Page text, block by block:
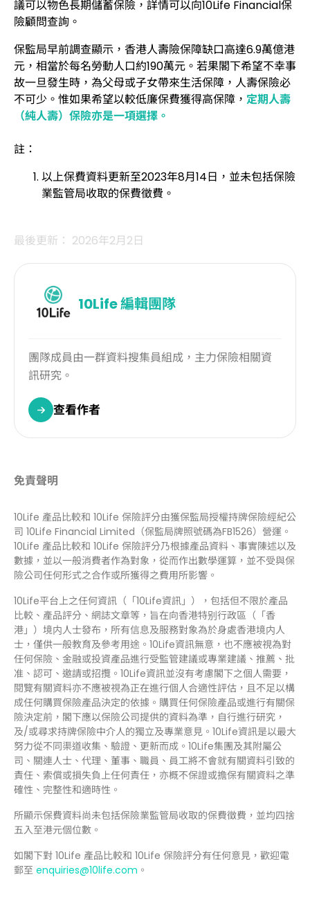
議可以物色長期儲蓄保險，詳情可以向10Life Financial保
險顧問查詢。
保監局早前調查顯示，香港人壽險保障缺口高達6.9萬億港
元，相當於每名勞動人口約190萬元。若果閣下希望不幸事
故一旦發生時，為父母或子女帶來生活保障，人壽保險必
不可少。惟如果希望以較低廉保費獲得高保障， 定期人壽
（純人壽）保險亦是一項選擇。
註：
以上保費資料更新至2023年8月14日，並未包括保險
業監管局收取的保費徵費。
最後更新： 2026年2月2日
10Life編輯團隊
團隊成員由一群資料搜集員組成，主力保險相關資
訊研究。
查看作者
免責聲明
10Life 產品比較和 10Life 保險評分由獲保監局授權持牌保險經紀公
司 10Life Financial Limited（保監局牌照號碼為FB1526）營運。
10Life 產品比較和 10Life 保險評分乃根據產品資料、事實陳述以及
數據，並以一般消費者作為對象，從而作出數學運算，並不受與保
險公司任何形式之合作或所獲得之費用所影響。
10Life平台上之任何資訊（「10Life資訊」），包括但不限於產品
比較、產品評分、網誌文章等，旨在向香港特别行政區（「香
港」）境内人士發布，所有信息及服務對象為於身處香港境内人
士，僅供一般教育及參考用途。10Life資訊無意，也不應被視為對
任何保險、金融或投資產品進行受監管建議或專業建議、推薦、批
准、認可、邀請或招攬。10Life資訊並沒有考慮閣下之個人需要，
閱覽有關資料亦不應被視為正在進行個人合適性評估，且不足以構
成任何購買保險產品決定的依據。購買任何保險產品或進行有關保
險決定前，閣下應以保險公司提供的資料為準，自行進行研究，
及/或尋求持牌保險中介人的獨立及專業意見。10Life資訊是以最大
努力從不同渠道收集、驗證、更新而成。10Life集團及其附屬公
司、關連人士、代理、董事、職員、員工將不會就有關資料引致的
責任、索償或損失負上任何責任，亦概不保證或擔保有關資料之準
確性、完整性和適時性。
所顯示保費資料尚未包括保險業監管局收取的保費徵費，並均四捨
五入至港元個位數。
如閣下對 10Life 產品比較和 10Life 保險評分有任何意見，歡迎電
郵至 enquiries@10life.com 。